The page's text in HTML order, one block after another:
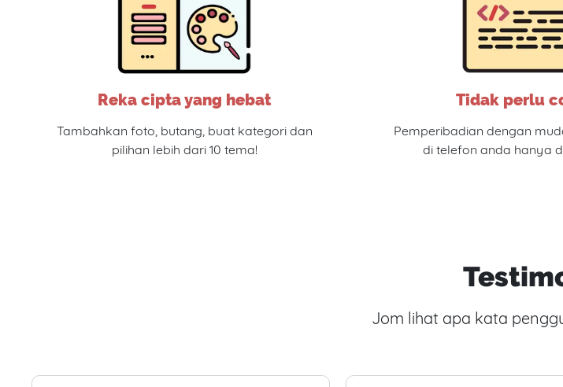
Reka cipta yang hebat
Tambahkan foto, butang, buat kategori dan
pilihan lebih dari 10 tema!
Tidak perlu
Pemperibadian dengan
di telefon anda hanya
Jom lihat apa kata